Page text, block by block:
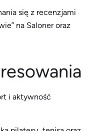
się z recenzjami
na Saloner oraz
i aktywność